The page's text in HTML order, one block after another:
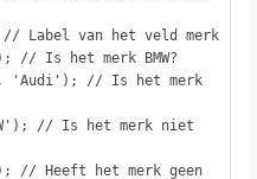
Label van het veld merk
// Is het merk BMW?
'Audi'); // Is het merk
// Is het merk niet
// Heeft het merk geen